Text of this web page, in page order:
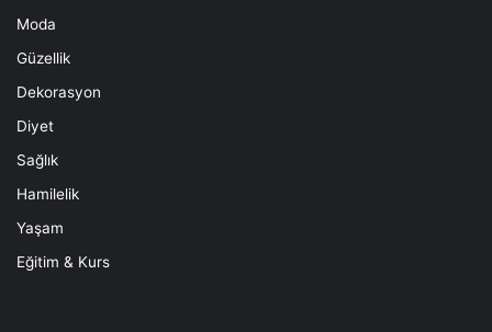
Moda
Güzellik
Dekorasyon
Diyet
Sağlık
Hamilelik
Yaşam
Eğitim & Kurs